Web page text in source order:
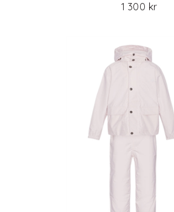
1 300 kr